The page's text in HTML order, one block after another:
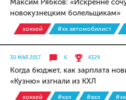
Максим Рябков: «Искренне
новокузнецким болельщикам»
хоккей #хк автомобилист
30 МАЯ 2017 6 4329
Когда бюджет, как зарплата
«Кузню» изгнали из КХЛ
хоккей #кхл #вхл